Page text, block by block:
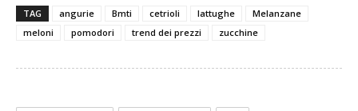
TAG angurie Bmti cetrioli lattughe
Melanzane
meloni
pomodori trend dei prezzi zucchine